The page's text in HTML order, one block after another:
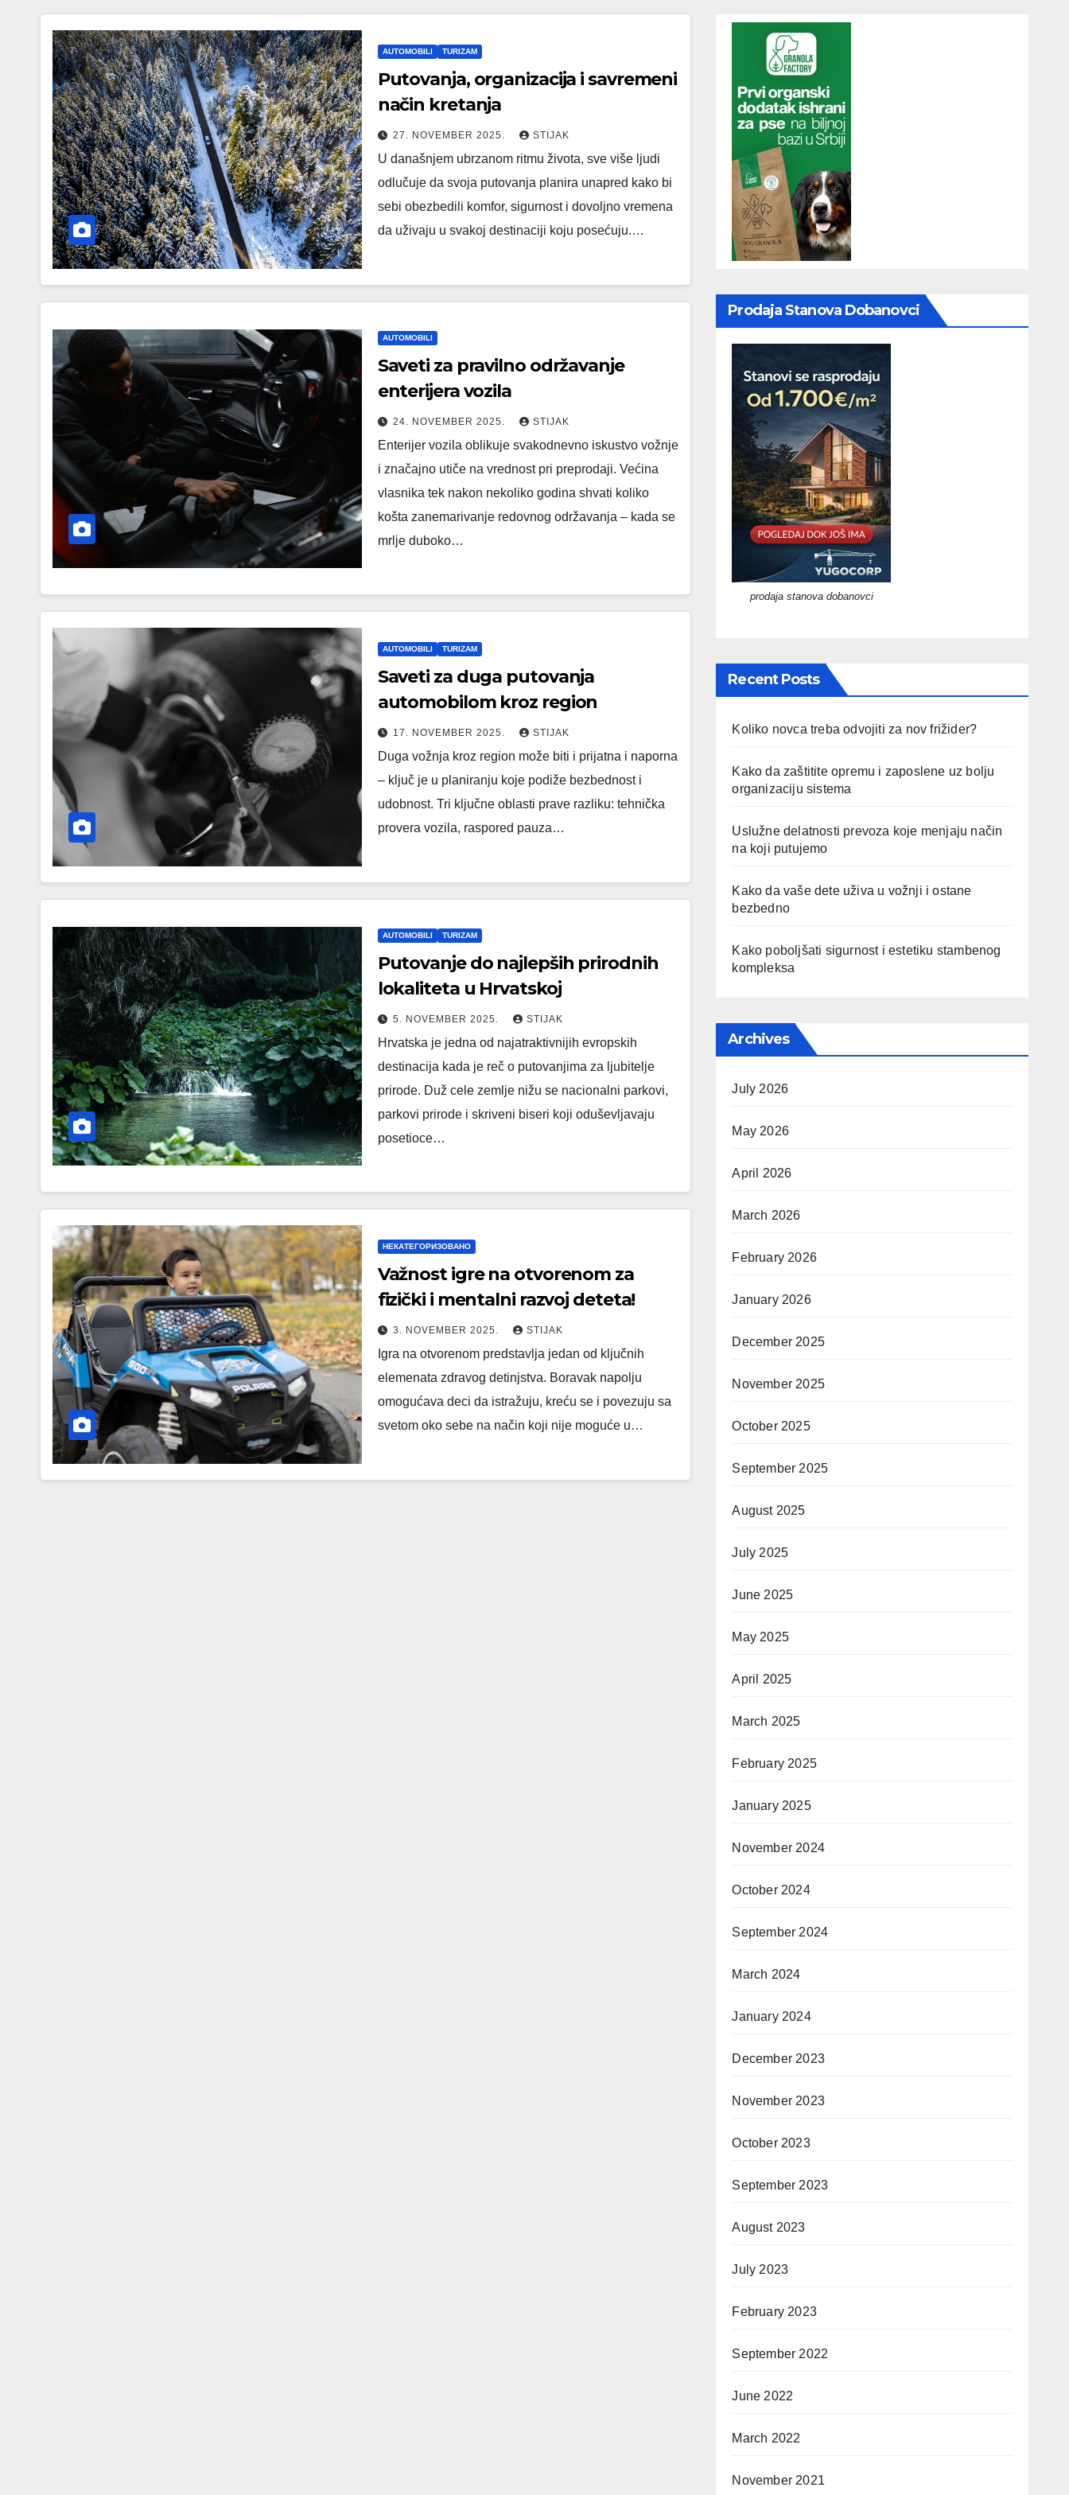
AUTOMOBILI TURIZAM
Putovanja, organizacija i savremeni
način kretanja
27. NOVEMBER 2025. STIJAK
U današnjem ubrzanom ritmu života, sve više ljudi
odlučuje da svoja putovanja planira unapred kako bi
sebi obezbedili komfor, sigurnost i dovoljno vremena
da uživaju u svakoj destinaciji koju posećuju.…
AUTOMOBILI
Saveti za pravilno održavanje
enterijera vozila
24. NOVEMBER 2025. STIJAK
Enterijer vozila oblikuje svakodnevno iskustvo vožnje
i značajno utiče na vrednost pri preprodaji. Većina
vlasnika tek nakon nekoliko godina shvati koliko
košta zanemarivanje redovnog održavanja – kada se
mrlje duboko…
AUTOMOBILI TURIZAM
Saveti za duga putovanja
automobilom kroz region
17. NOVEMBER 2025. STIJAK
Duga vožnja kroz region može biti i prijatna i naporna
– ključ je u planiranju koje podiže bezbednost i
udobnost. Tri ključne oblasti prave razliku: tehnička
provera vozila, raspored pauza…
AUTOMOBILI TURIZAM
Putovanje do najlepših prirodnih
lokaliteta u Hrvatskoj
5. NOVEMBER 2025. STIJAK
Hrvatska je jedna od najatraktivnijih evropskih
destinacija kada je reč o putovanjima za ljubitelje
prirode. Duž cele zemlje nižu se nacionalni parkovi,
parkovi prirode i skriveni biseri koji oduševljavaju
posetioce…
НЕКАТЕГОРИЗОВАНО
Važnost igre na otvorenom za
fizički i mentalni razvoj deteta!
3. NOVEMBER 2025. STIJAK
Igra na otvorenom predstavlja jedan od ključnih
elemenata zdravog detinjstva. Boravak napolju
omogućava deci da istražuju, kreću se i povezuju sa
svetom oko sebe na način koji nije moguće u…
Prodaja Stanova Dobanovci
prodaja stanova dobanovci
Recent Posts
Koliko novca treba odvojiti za nov frižider?
Kako da zaštitite opremu i zaposlene uz bolju
organizaciju sistema
Uslužne delatnosti prevoza koje menjaju način
na koji putujemo
Kako da vaše dete uživa u vožnji i ostane
bezbedno
Kako poboljšati sigurnost i estetiku stambenog
kompleksa
Archives
July 2026
May 2026
April 2026
March 2026
February 2026
January 2026
December 2025
November 2025
October 2025
September 2025
August 2025
July 2025
June 2025
May 2025
April 2025
March 2025
February 2025
January 2025
November 2024
October 2024
September 2024
March 2024
January 2024
December 2023
November 2023
October 2023
September 2023
August 2023
July 2023
February 2023
September 2022
June 2022
March 2022
November 2021